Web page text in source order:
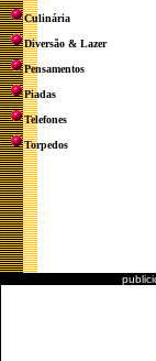
Culinária
Diversão & Lazer
Pensamentos
Piadas
Telefones
Torpedos